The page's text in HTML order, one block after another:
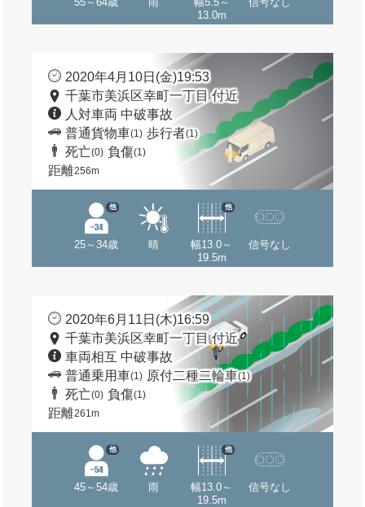
13.0m
2020年4月10日(金)19:53
千葉市美浜区幸町一丁目 付近
人対車両 中破事故
普通貨物車(1) 歩行者(1)
死亡(0) 負傷(1)
距離256m
25～34歳
他
晴
幅13.0～
19.5m
他
信号なし
2020年6月11日(木)16:59
千葉市美浜区幸町一丁目 付近
車両相互 中破事故
普通乗用車(1) 原付二種二輪車(1)
死亡(0) 負傷(1)
距離261m
45～54歳
他
雨
幅13.0～
19.5m
他
信号なし